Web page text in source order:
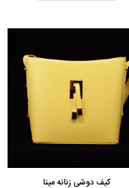
کیف دوشی زنانه مینا